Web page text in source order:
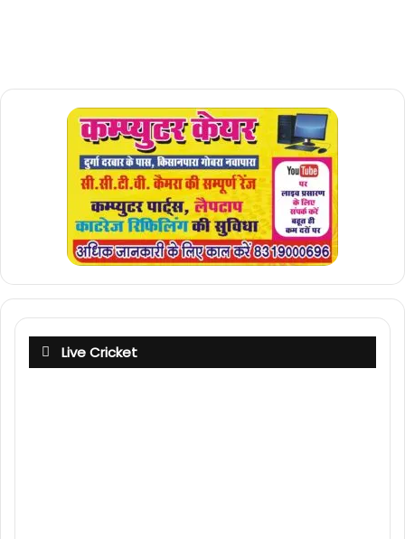
Live Cricket